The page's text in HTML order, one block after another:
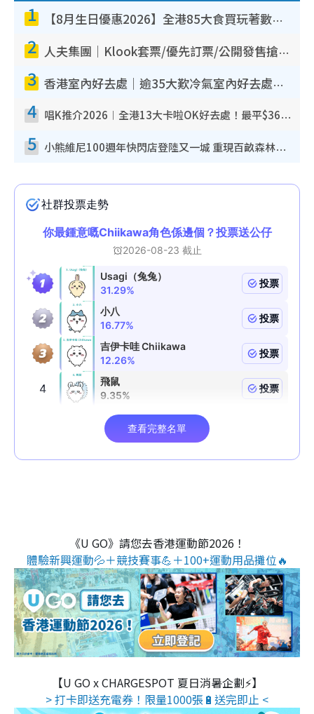
1 【8月生日優惠2026】全港85大食買玩著數攻略 自助餐/火鍋放題同行免費＋誠品/DONKI送現金券
2 人夫集團｜Klook套票/優先訂票/公開發售搶飛攻略！附票價.購票連結.場地座位表
3 香港室內好去處｜逾35大歎冷氣室內好去處推介 室內活動免費避雨無懼落雨
4 唱K推介2026︱全港13大卡啦OK好去處！最平$36起 日文K都有！(附地址+收費詳情)
5 小熊維尼100週年快閃店登陸又一城 重現百畝森林經典場景／獨家限定盲盒登場／專屬DIY香水
《U GO》請您去香港運動節2026！
體驗新興運動💦＋競技賽事💪＋100+運動用品攤位🔥
【U GO x CHARGESPOT 夏日消暑企劃⚡】
> 打卡即送充電券！限量1000張🔋送完即止 <